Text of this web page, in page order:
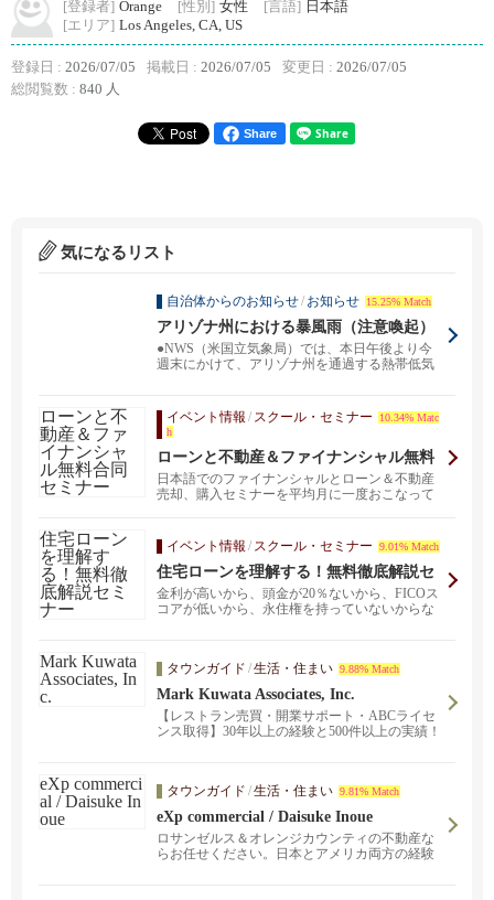
[登録者] Orange [性別] 女性 [言語] 日本語
[エリア] Los Angeles, CA, US
登録日 : 2026/07/05 掲載日 : 2026/07/05 変更日 : 2026/07/05
総閲覧数 : 840 人
Share
気になるリスト
自治体からのお知らせ/ お知らせ 15.25% Match
アリゾナ州における暴風雨（注意喚起）
●NWS（米国立気象局）では、本日午後より今
週末にかけて、アリゾナ州を通過する熱帯低気
イベント情報 / スクール・セミナー
10.34% Matc
h
ローンと不動産＆ファイナンシャル無料
合同セミナー
日本語でのファイナンシャルとローン＆不動産
売却、購入セミナーを平均月に一度おこなって
イベント情報 / スクール・セミナー 9.01% Match
住宅ローンを理解する！無料徹底解説セ
ミナー
金利が高いから、頭金が20％ないから、FICOス
コアが低いから、永住権を持っていないからな
タウンガイド /生活・住まい 9.88% Match
Mark Kuwata Associates, Inc.
【レストラン売買・開業サポート・ABCライセ
ンス取得】30年以上の経験と500件以上の実績！
ク桑田（213-590-1712）までご連絡ください。
タウンガイド /生活・住まい 9.81% Match
eXp commercial / Daisuke Inoue
ロサンゼルス＆オレンジカウンティの不動産な
らお任せください。日本とアメリカ両方の経験